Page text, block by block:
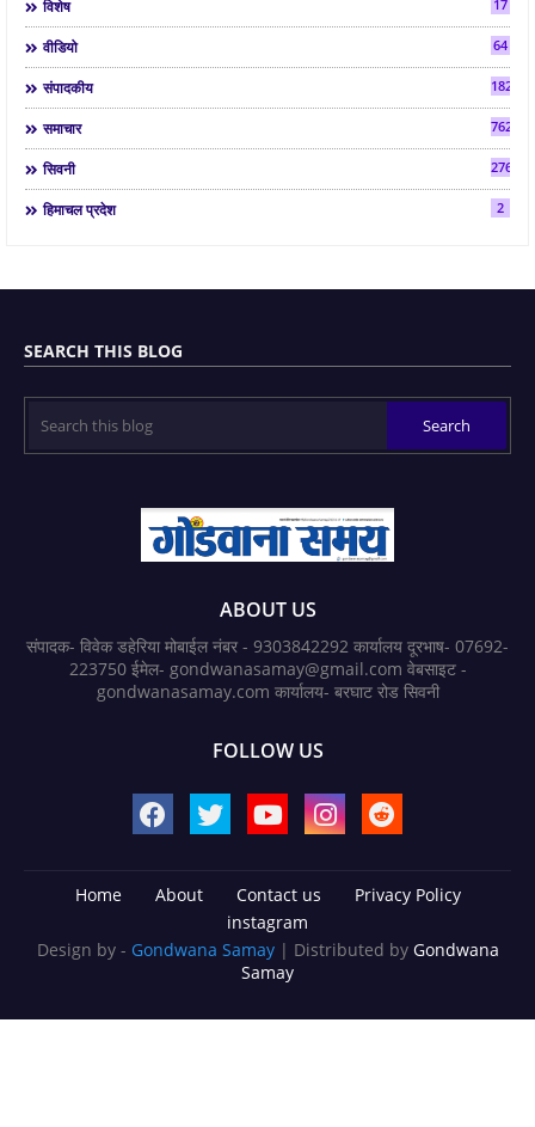
विशेष 17
वीडियो 64
संपादकीय 182
समाचार 7624
सिवनी 2763
हिमाचल प्रदेश 2
SEARCH THIS BLOG
ABOUT US
संपादक- विवेक डहेरिया मोबाईल नंबर - 9303842292 कार्यालय दूरभाष- 07692-
223750 ईमेल- gondwanasamay@gmail.com वेबसाइट -
gondwanasamay.com कार्यालय- बरघाट रोड सिवनी
FOLLOW US
Home About Contact us
Privacy Policy
instagram
Design by - Gondwana Samay | Distributed by Gondwana
Samay